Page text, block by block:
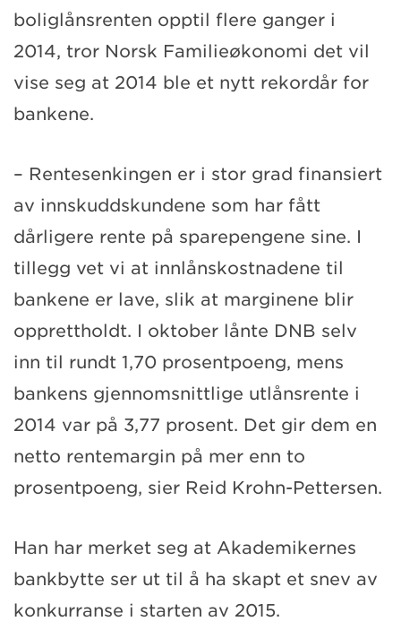
boliglånsrenten opptil flere ganger i
2014, tror Norsk Familieøkonomi det vil
vise seg at 2014 ble et nytt rekordår for
bankene.
– Rentesenkingen er i stor grad finansiert
av innskuddskundene som har fått
dårligere rente på sparepengene sine. I
tillegg vet vi at innlånskostnadene til
bankene er lave, slik at marginene blir
opprettholdt. I oktober lånte DNB selv
inn til rundt 1,70 prosentpoeng, mens
bankens gjennomsnittlige utlånsrente i
2014 var på 3,77 prosent. Det gir dem en
netto rentemargin på mer enn to
prosentpoeng, sier Reid Krohn-Pettersen.
Han har merket seg at Akademikernes
bankbytte ser ut til å ha skapt et snev av
konkurranse i starten av 2015.